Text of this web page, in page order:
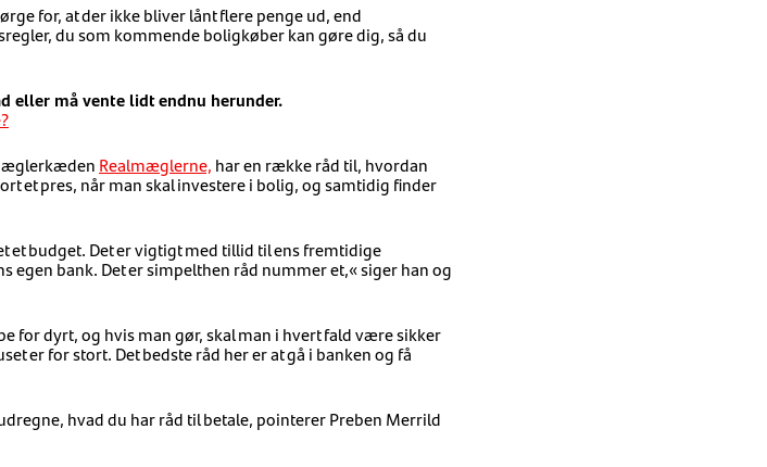
for, at der ikke bliver lånt flere penge ud, end
du som kommende boligkøber kan gøre dig, så du
eller må vente lidt endnu herunder.
Realmæglerne, har en række råd til, hvordan
et pres, når man skal investere i bolig, og samtidig finder
et budget. Det er vigtigt med tillid til ens fremtidige
egen bank. Det er simpelthen råd nummer et,« siger han og
for dyrt, og hvis man gør, skal man i hvert fald være sikker
er for stort. Det bedste råd her er at gå i banken og få
hvad du har råd til betale, pointerer Preben Merrild